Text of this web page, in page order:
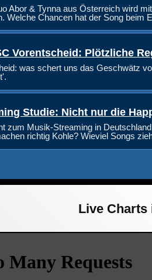
Abor & Tynna aus Österreich wird
Welche Chancen hat der Song beim
Vorentscheid: Plötzliche
was schert uns das Geschwätz
Studie: Nicht nur die
zum Musik-Streaming in
richtig Kohle? Wieviel Songs
Live Charts